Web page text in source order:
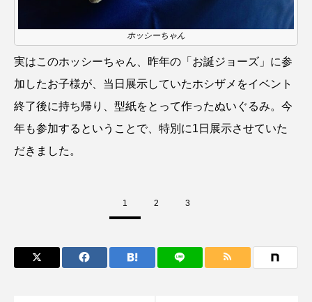
自然 自然保護 自由研究
葛西臨海公園 葛西臨海水族園 藻場
藻類 見分け方 観察 調査
調理
郷土料理 鑑賞魚
ホッシーちゃん
実はこのホッシーちゃん、昨年の「お誕ジョーズ」に参
加したお子様が、当日展示していたホシザメをイベント
終了後に持ち帰り、型紙をとって作ったぬいぐるみ。今
年も参加するということで、特別に1日展示させていた
だきました。
1 2 3